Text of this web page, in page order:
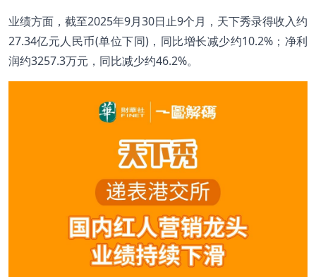
业绩方面，截至2025年9月30日止9个月，天下秀录得收入约
27.34亿元人民币(单位下同)，同比增长减少约10.2%；净利
润约3257.3万元，同比减少约46.2%。